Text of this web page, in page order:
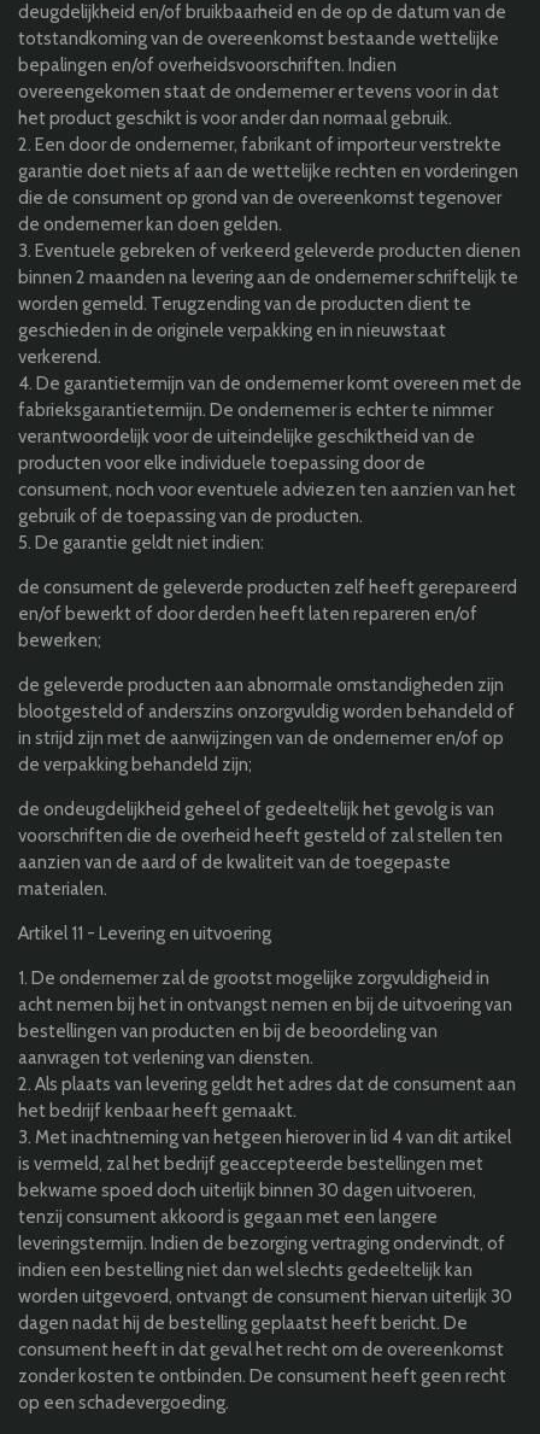
deugdelijkheid en/of bruikbaarheid en de op de datum van de
totstandkoming van de overeenkomst bestaande wettelijke
bepalingen en/of overheidsvoorschriften. Indien
overeengekomen staat de ondernemer er tevens voor in dat
het product geschikt is voor ander dan normaal gebruik.
2. Een door de ondernemer, fabrikant of importeur verstrekte
garantie doet niets af aan de wettelijke rechten en vorderingen
die de consument op grond van de overeenkomst tegenover
de ondernemer kan doen gelden.
3. Eventuele gebreken of verkeerd geleverde producten dienen
binnen 2 maanden na levering aan de ondernemer schriftelijk te
worden gemeld. Terugzending van de producten dient te
geschieden in de originele verpakking en in nieuwstaat
verkerend.
4. De garantietermijn van de ondernemer komt overeen met de
fabrieksgarantietermijn. De ondernemer is echter te nimmer
verantwoordelijk voor de uiteindelijke geschiktheid van de
producten voor elke individuele toepassing door de
consument, noch voor eventuele adviezen ten aanzien van het
gebruik of de toepassing van de producten.
5. De garantie geldt niet indien:
de consument de geleverde producten zelf heeft gerepareerd
en/of bewerkt of door derden heeft laten repareren en/of
bewerken;
de geleverde producten aan abnormale omstandigheden zijn
blootgesteld of anderszins onzorgvuldig worden behandeld of
in strijd zijn met de aanwijzingen van de ondernemer en/of op
de verpakking behandeld zijn;
de ondeugdelijkheid geheel of gedeeltelijk het gevolg is van
voorschriften die de overheid heeft gesteld of zal stellen ten
aanzien van de aard of de kwaliteit van de toegepaste
materialen.
Artikel 11 - Levering en uitvoering
1. De ondernemer zal de grootst mogelijke zorgvuldigheid in
acht nemen bij het in ontvangst nemen en bij de uitvoering van
bestellingen van producten en bij de beoordeling van
aanvragen tot verlening van diensten.
2. Als plaats van levering geldt het adres dat de consument aan
het bedrijf kenbaar heeft gemaakt.
3. Met inachtneming van hetgeen hierover in lid 4 van dit artikel
is vermeld, zal het bedrijf geaccepteerde bestellingen met
bekwame spoed doch uiterlijk binnen 30 dagen uitvoeren,
tenzij consument akkoord is gegaan met een langere
leveringstermijn. Indien de bezorging vertraging ondervindt, of
indien een bestelling niet dan wel slechts gedeeltelijk kan
worden uitgevoerd, ontvangt de consument hiervan uiterlijk 30
dagen nadat hij de bestelling geplaatst heeft bericht. De
consument heeft in dat geval het recht om de overeenkomst
zonder kosten te ontbinden. De consument heeft geen recht
op een schadevergoeding.